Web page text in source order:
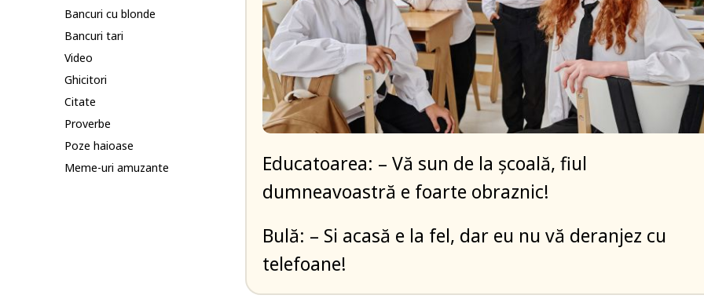
Bancuri cu blonde
Bancuri tari
Video
Ghicitori
Citate
Proverbe
Poze haioase
Meme-uri amuzante
Educatoarea: – Vă sun de la școală, fiul
dumneavoastră e foarte obraznic!
Bulă: – Si acasă e la fel, dar eu nu vă deranjez cu
telefoane!